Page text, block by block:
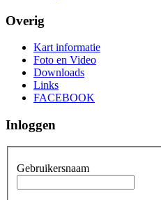
Overig
Kart informatie
Foto en Video
Downloads
Links
FACEBOOK
Inloggen
Gebruikersnaam